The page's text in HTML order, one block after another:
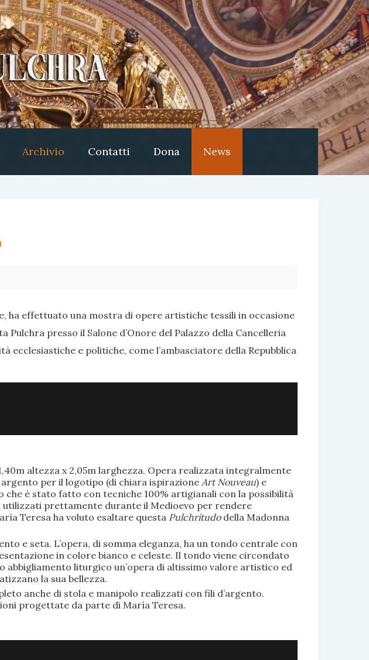
Archivio Contatti Dona News
ha effettuato una mostra di opere artistiche tessili in occasione
Pulchra presso il Salone d’Onore del Palazzo della Cancelleria
e politiche, come l’ambasciatore della Repubblica
altezza x 2,05m larghezza. Opera realizzata integralmente
per il logotipo (di chiara ispirazioneArt Nouveau) e
è stato fatto con tecniche 100% artigianali con la possibilità
utilizzati prettamente durante il Medioevo per rendere
Teresa ha voluto esaltare questa Pulchritudo della Madonna
e seta. L’opera, di somma eleganza, ha un tondo centrale con
in colore bianco e celeste. Il tondo viene circondato
liturgico un’opera di altissimo valore artistico ed
la sua bellezza.
anche di stola e manipolo realizzati con fili d’argento.
progettate da parte di María Teresa.